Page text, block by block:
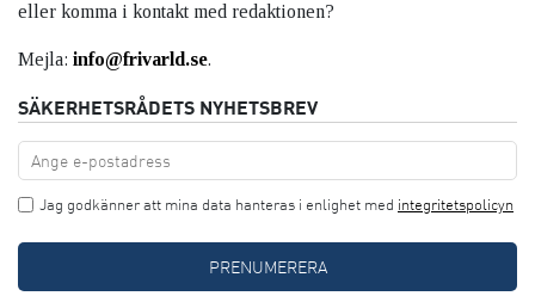
eller komma i kontakt med redaktionen?
Mejla: info@frivarld.se.
SÄKERHETSRÅDETS NYHETSBREV
Jag godkänner att mina data hanteras i enlighet med integritetspolicyn